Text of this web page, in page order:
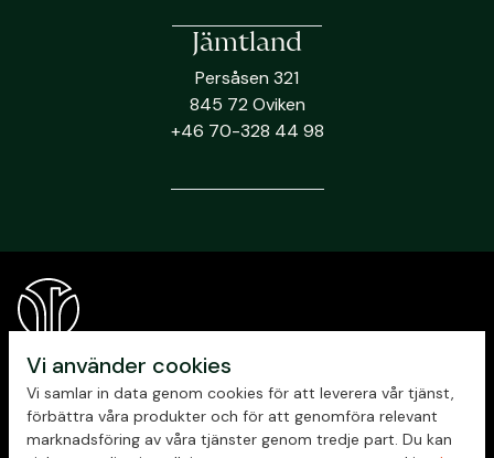
Vi använder cookies
Vi samlar in data genom cookies för att leverera vår tjänst,
förbättra våra produkter och för att genomföra relevant
marknadsföring av våra tjänster genom tredje part. Du kan
Jämtland
Persåsen 321
845 72 Oviken
+46 70-328 44 98